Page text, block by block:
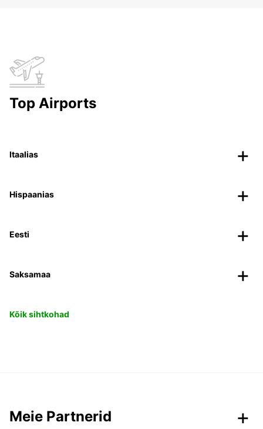
Top Airports
Itaalias
Hispaanias
Eesti
Saksamaa
Kõik sihtkohad
Meie Partnerid